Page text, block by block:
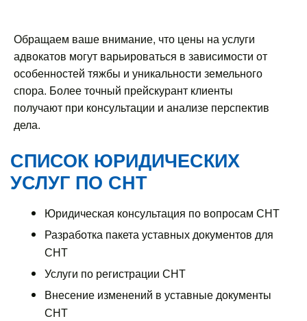
Обращаем ваше внимание, что цены на услуги
адвокатов могут варьироваться в зависимости от
особенностей тяжбы и уникальности земельного
спора. Более точный прейскурант клиенты
получают при консультации и анализе перспектив
дела.
СПИСОК ЮРИДИЧЕСКИХ
УСЛУГ ПО СНТ
Юридическая консультация по вопросам СНТ
Разработка пакета уставных документов для
СНТ
Услуги по регистрации СНТ
Внесение изменений в уставные документы
СНТ